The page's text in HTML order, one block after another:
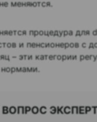
меняются.​
процедура для
и пенсионеров с
– эти категории